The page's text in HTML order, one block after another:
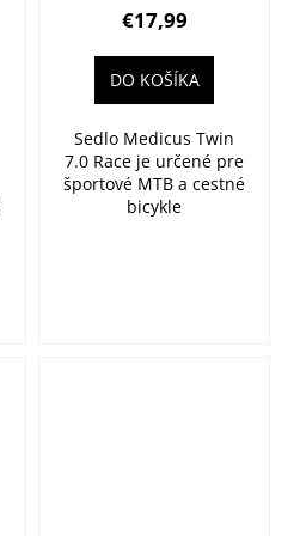
Gel sport
€17,99
DO KOŠÍKA
Sedlo Medicus Twin
7.0 Race je určené pre
športové MTB a cestné
bicykle